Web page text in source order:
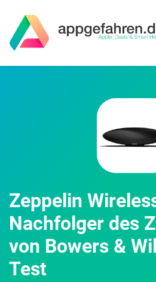
Zeppelin
Nachfolger des
von Bowers &
Test